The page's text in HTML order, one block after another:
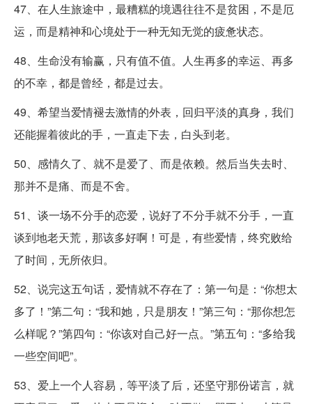
47、在人生旅途中，最糟糕的境遇往往不是贫困，不是厄
运，而是精神和心境处于一种无知无觉的疲惫状态。
48、生命没有输赢，只有值不值。人生再多的幸运、再多
的不幸，都是曾经，都是过去。
49、希望当爱情褪去激情的外表，回归平淡的真身，我们
还能握着彼此的手，一直走下去，白头到老。
50、感情久了、就不是爱了、而是依赖。然后当失去时、
那并不是痛、而是不舍。
51、谈一场不分手的恋爱，说好了不分手就不分手，一直
谈到地老天荒，那该多好啊！可是，有些爱情，终究败给
了时间，无所依归。
52、说完这五句话，爱情就不存在了：第一句是：“你想太
多了！”第二句：“我和她，只是朋友！”第三句：“那你想怎
么样呢？”第四句：“你该对自己好一点。”第五句：“多给我
一些空间吧”。
53、爱上一个人容易，等平淡了后，还坚守那份诺言，就